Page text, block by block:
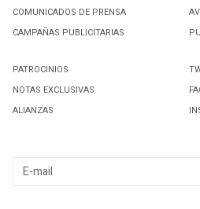
COMUNICADOS DE PRENSA
CAMPAÑAS PUBLICITARIAS
PATROCINIOS
NOTAS EXCLUSIVAS
ALIANZAS